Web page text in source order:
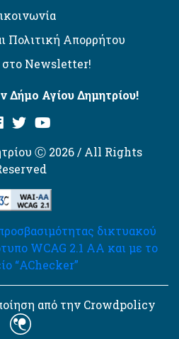
Πολιτική Απορρήτου
Newsletter!
Δήμο Αγίου Δημητρίου!
Ⓒ 2026 / All Rights
δικτυακού
WCAG 2.1 AA και με το
“AChecker”
από την Crowdpolicy